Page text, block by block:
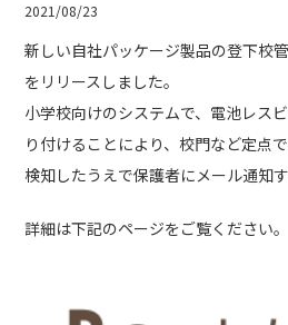
2021/08/23
新しい自社パッケージ製品の登下校
をリリースしました。
小学校向けのシステムで、電池レス
り付けることにより、校門など定点
検知したうえで保護者にメール通知す
詳細は下記のページをご覧ください。